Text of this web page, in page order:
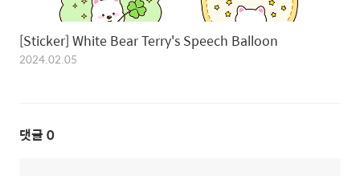
[Sticker] White Bear Terry's Speech Balloon
2024.02.05
댓글 0